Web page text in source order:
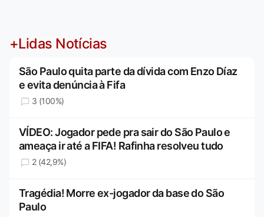
+Lidas Notícias
São Paulo quita parte da dívida com Enzo Díaz
e evita denúncia à Fifa
3 (100%)
VÍDEO: Jogador pede pra sair do São Paulo e
ameaça ir até a FIFA! Rafinha resolveu tudo
2 (42,9%)
Tragédia! Morre ex-jogador da base do São
Paulo